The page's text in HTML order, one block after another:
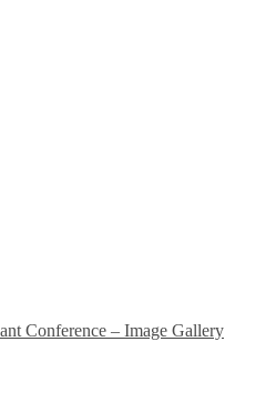
Conference – Image Gallery